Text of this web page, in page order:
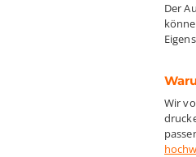
Der
Wir